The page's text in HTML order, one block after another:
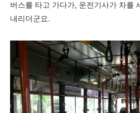
버스를 타고 가다가, 운전기사가 차를
내리더군요.